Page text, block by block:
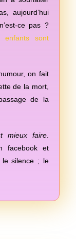
aujourd’hui
ce pas ?
sont
on fait
de la mort,
de la
mieux faire.
facebook et
le silence ; le